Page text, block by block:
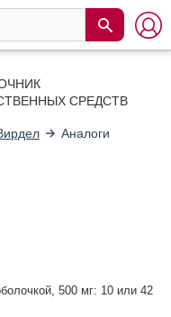
СРЕДСТВ
Аналоги
500 мг: 10 или 42